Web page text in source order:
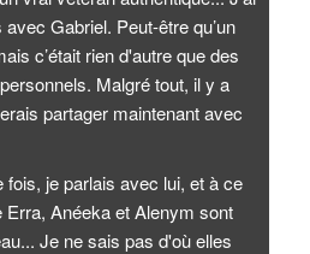
Gabriel. Peut-être qu’un
c’était rien d'autre que des
Malgré tout, il y a
partager maintenant avec
fois, je parlais avec lui, et à ce
Anéeka et Alenym sont
Je ne sais pas d'où elles